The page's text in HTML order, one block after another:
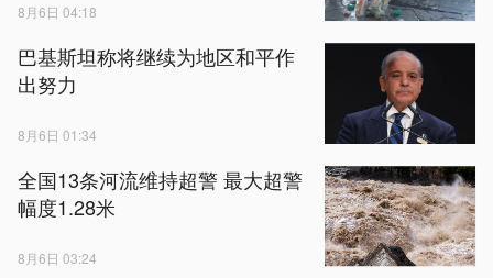
8月6日 04:18
巴基斯坦称将继续为地区和平作
出努力
8月6日 01:34
全国13条河流维持超警 最大超警
幅度1.28米
8月6日 03:24